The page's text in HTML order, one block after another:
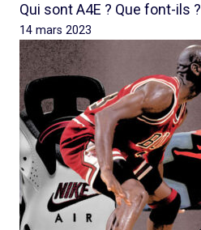
Qui sont A4E ? Que font-ils ?
14 mars 2023